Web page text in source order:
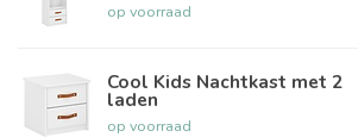
op voorraad
Cool Kids Nachtkast met 2
laden
op voorraad